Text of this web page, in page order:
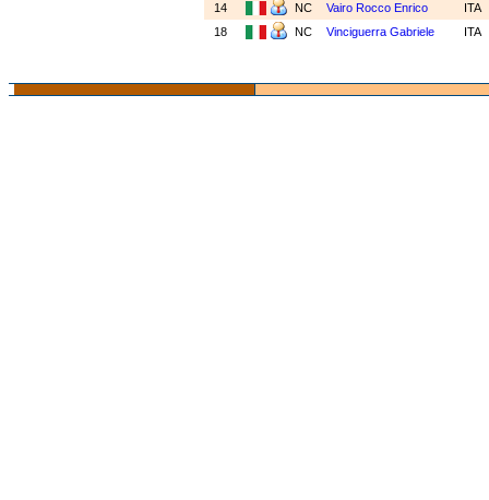
14
NC Vairo Rocco Enrico
ITA
18
NC Vinciguerra Gabriele ITA